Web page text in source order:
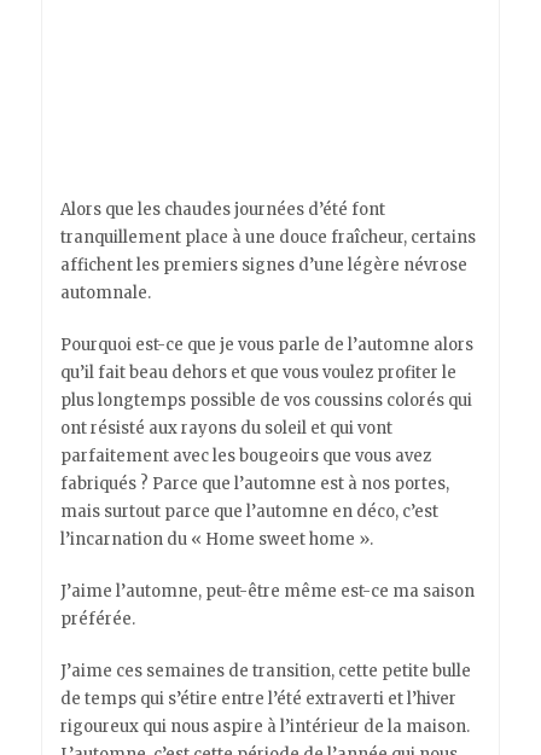
Alors que les chaudes journées d’été font
tranquillement place à une douce fraîcheur, certains
affichent les premiers signes d’une légère névrose
automnale.
Pourquoi est-ce que je vous parle de l’automne alors
qu’il fait beau dehors et que vous voulez profiter le
plus longtemps possible de vos coussins colorés qui
ont résisté aux rayons du soleil et qui vont
parfaitement avec les bougeoirs que vous avez
fabriqués ? Parce que l’automne est à nos portes,
mais surtout parce que l’automne en déco, c’est
l’incarnation du « Home sweet home ».
J’aime l’automne, peut-être même est-ce ma saison
préférée.
J’aime ces semaines de transition, cette petite bulle
de temps qui s’étire entre l’été extraverti et l’hiver
rigoureux qui nous aspire à l’intérieur de la maison.